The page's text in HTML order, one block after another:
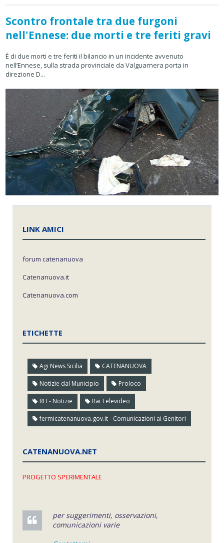
Scontro frontale tra due furgoni
nell'Ennese: due morti e tre feriti gravi
È di due morti e tre feriti il bilancio in un incidente avvenuto
nell’Ennese, sulla strada provinciale da Valguarnera porta in
direzione D...
LINK AMICI
forum catenanuova
Catenanuova.it
Catenanuova.com
ETICHETTE
Agi News Sicilia CATENANUOVA
Notizie dal Municipio Proloco
RFI - Notizie Rai Televideo
fermicatenanuova.gov.it - Comunicazioni ai Genitori
CATENANUOVA.NET
PROGETTO SPERIMENTALE
per suggerimenti, osservazioni,
comunicazioni varie